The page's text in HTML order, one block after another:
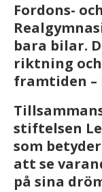
Fordons-
bara bilar.
riktning
framtiden –
stiftelsen
som
att se
på sina